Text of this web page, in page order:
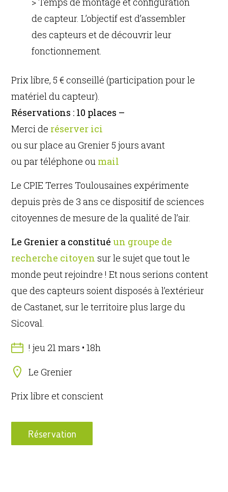
de capteur. L’objectif est d’assembler
des capteurs et de découvrir leur
fonctionnement.
Prix libre, 5 € conseillé (participation pour le
matériel du capteur).
Réservations : 10 places –
Merci de réserver ici
ou sur place au Grenier 5 jours avant
ou par téléphone ou mail
Le CPIE Terres Toulousaines expérimente
depuis près de 3 ans ce dispositif de sciences
citoyennes de mesure de la qualité de l’air.
Le Grenier a constitué un groupe de
recherche citoyen sur le sujet que tout le
monde peut rejoindre ! Et nous serions content
que des capteurs soient disposés à l’extérieur
de Castanet, sur le territoire plus large du
Sicoval.
! jeu 21 mars • 18h
Le Grenier
Prix libre et conscient
Réservation